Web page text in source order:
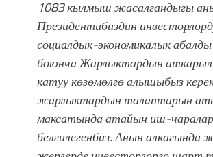
1083 кылмыш жасалгандыгы
Президентибиздин
социалдык-экономикалык
боюнча Жарлыктардын
катуу көзөмөлгө алышыбыз
жарлыктардын талаптарын
максатында атайын иш-
белгилегенбиз. Анын алкагында